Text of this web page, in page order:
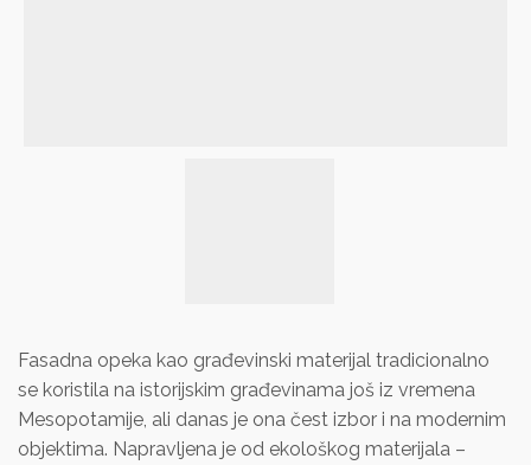
Fasadna opeka kao građevinski materijal tradicionalno
se koristila na istorijskim građevinama još iz vremena
Mesopotamije, ali danas je ona čest izbor i na modernim
objektima. Napravljena je od ekološkog materijala –